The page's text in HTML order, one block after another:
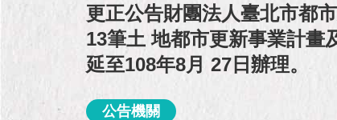
更正公告財團法人臺北市都
13筆土 地都市更新事業計畫
延至108年8月 27日辦理。
公告機關